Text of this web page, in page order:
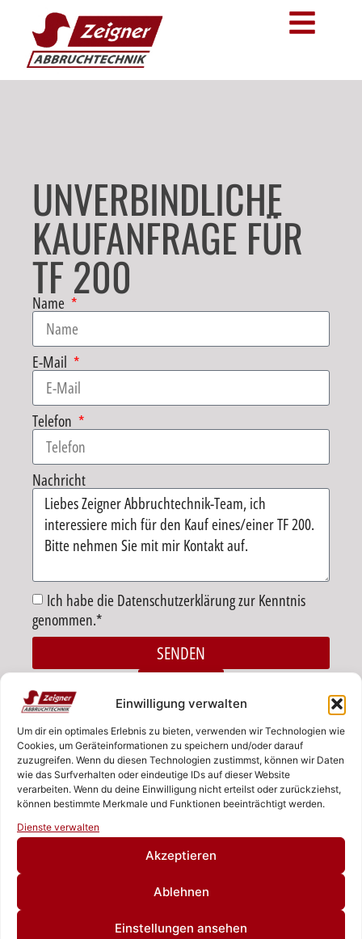
Einwilligung verwalten
Um dir ein optimales Erlebnis zu bieten, verwenden wir Technologien wie
Cookies, um Geräteinformationen zu speichern und/oder darauf
zuzugreifen. Wenn du diesen Technologien zustimmst, können wir Daten
wie das Surfverhalten oder eindeutige IDs auf dieser Website
verarbeiten. Wenn du deine Einwilligung nicht erteilst oder zurückziehst,
können bestimmte Merkmale und Funktionen beeinträchtigt werden.
Dienste verwalten
Akzeptieren
Ablehnen
Einstellungen ansehen
UNVERBINDLICHE
KAUFANFRAGE FÜR
TF 200
Name
E-Mail
Telefon
Nachricht
Ich habe die Datenschutzerklärung zur Kenntnis
genommen.*
SENDEN
ZEIGNER ABBRUCHTECHNIK
Rufen Sie uns an!